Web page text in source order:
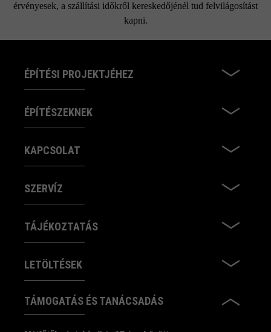
érvényesek, a szállítási időkről kereskedőjénél tud felvilágosítást
kapni.
ÉPÍTÉSI PROJEKTJÉHEZ
ÉPÍTÉSZEKNEK
KAPCSOLAT
SZERVÍZ
TÁJÉKOZTATÁS
LETÖLTÉSEK
TÁMOGATÁS ÉS TANÁCSADÁS